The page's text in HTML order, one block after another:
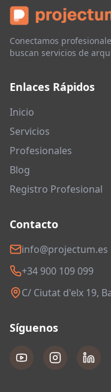
Conectamos
buscan servicios de
Enlaces Rápidos
Inicio
Servicios
Profesionales
Blog
Registro Profesional
Contacto
info@projectum.es
+34 900 109 099
C/ Ciutat d'elx 19,
Síguenos